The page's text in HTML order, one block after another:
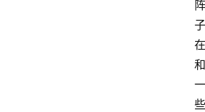
阵
子
在
和
一
些